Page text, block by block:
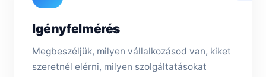
Igényfelmérés
Megbeszéljük, milyen vállalkozásod van, kiket
szeretnél elérni, milyen szolgáltatásokat